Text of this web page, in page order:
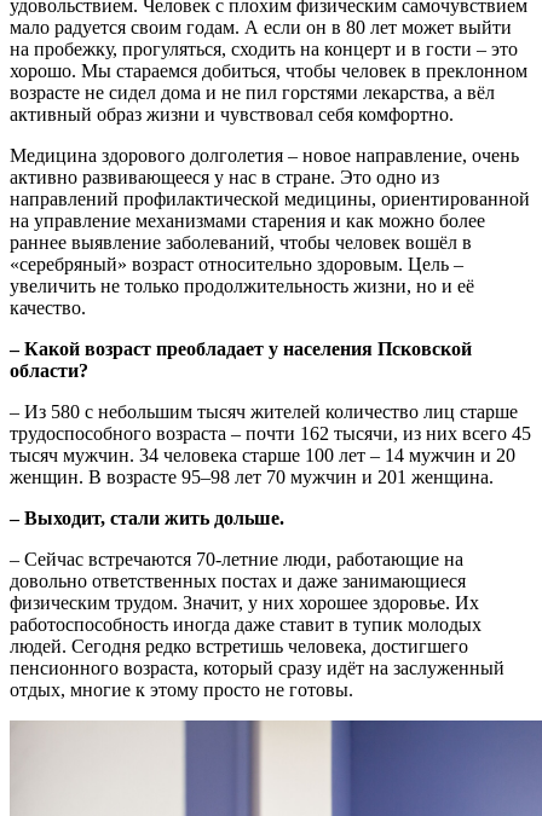
удовольствием. Человек с плохим физическим самочувствием
мало радуется своим годам. А если он в 80 лет может выйти
на пробежку, прогуляться, сходить на концерт и в гости – это
хорошо. Мы стараемся добиться, чтобы человек в преклонном
возрасте не сидел дома и не пил горстями лекарства, а вёл
активный образ жизни и чувствовал себя комфортно.
Медицина здорового долголетия – новое направление, очень
активно развивающееся у нас в стране. Это одно из
направлений профилактической медицины, ориентированной
на управление механизмами старения и как можно более
раннее выявление заболеваний, чтобы человек вошёл в
«серебряный» возраст относительно здоровым. Цель –
увеличить не только продолжительность жизни, но и её
качество.
– Какой возраст преобладает у населения Псковской
области?
– Из 580 с небольшим тысяч жителей количество лиц старше
трудоспособного возраста – почти 162 тысячи, из них всего 45
тысяч мужчин. 34 человека старше 100 лет – 14 мужчин и 20
женщин. В возрасте 95–98 лет 70 мужчин и 201 женщина.
– Выходит, стали жить дольше.
– Сейчас встречаются 70-летние люди, работающие на
довольно ответственных постах и даже занимающиеся
физическим трудом. Значит, у них хорошее здоровье. Их
работоспособность иногда даже ставит в тупик молодых
людей. Сегодня редко встретишь человека, достигшего
пенсионного возраста, который сразу идёт на заслуженный
отдых, многие к этому просто не готовы.